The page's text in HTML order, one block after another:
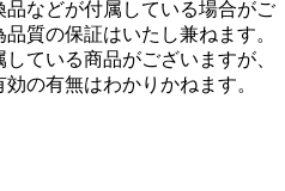
品などが付属している場合がご
質の保証はいたし兼ねます。
ている商品がございますが、
の有無はわかりかねます。